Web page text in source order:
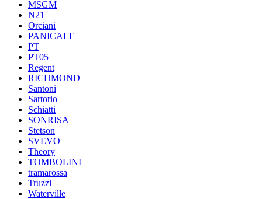
MSGM
N21
Orciani
PANICALE
PT
PT05
Regent
RICHMOND
Santoni
Sartorio
Schiatti
SONRISA
Stetson
SVEVO
Theory
TOMBOLINI
tramarossa
Truzzi
Waterville